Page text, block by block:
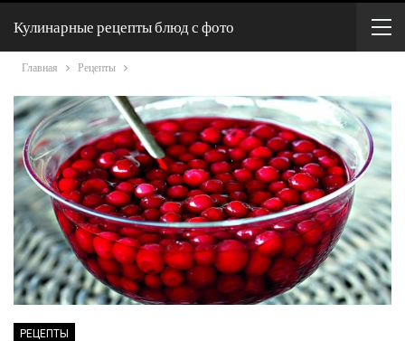
Кулинарные рецепты блюд с фото
Главная Рецепты
РЕЦЕПТЫ